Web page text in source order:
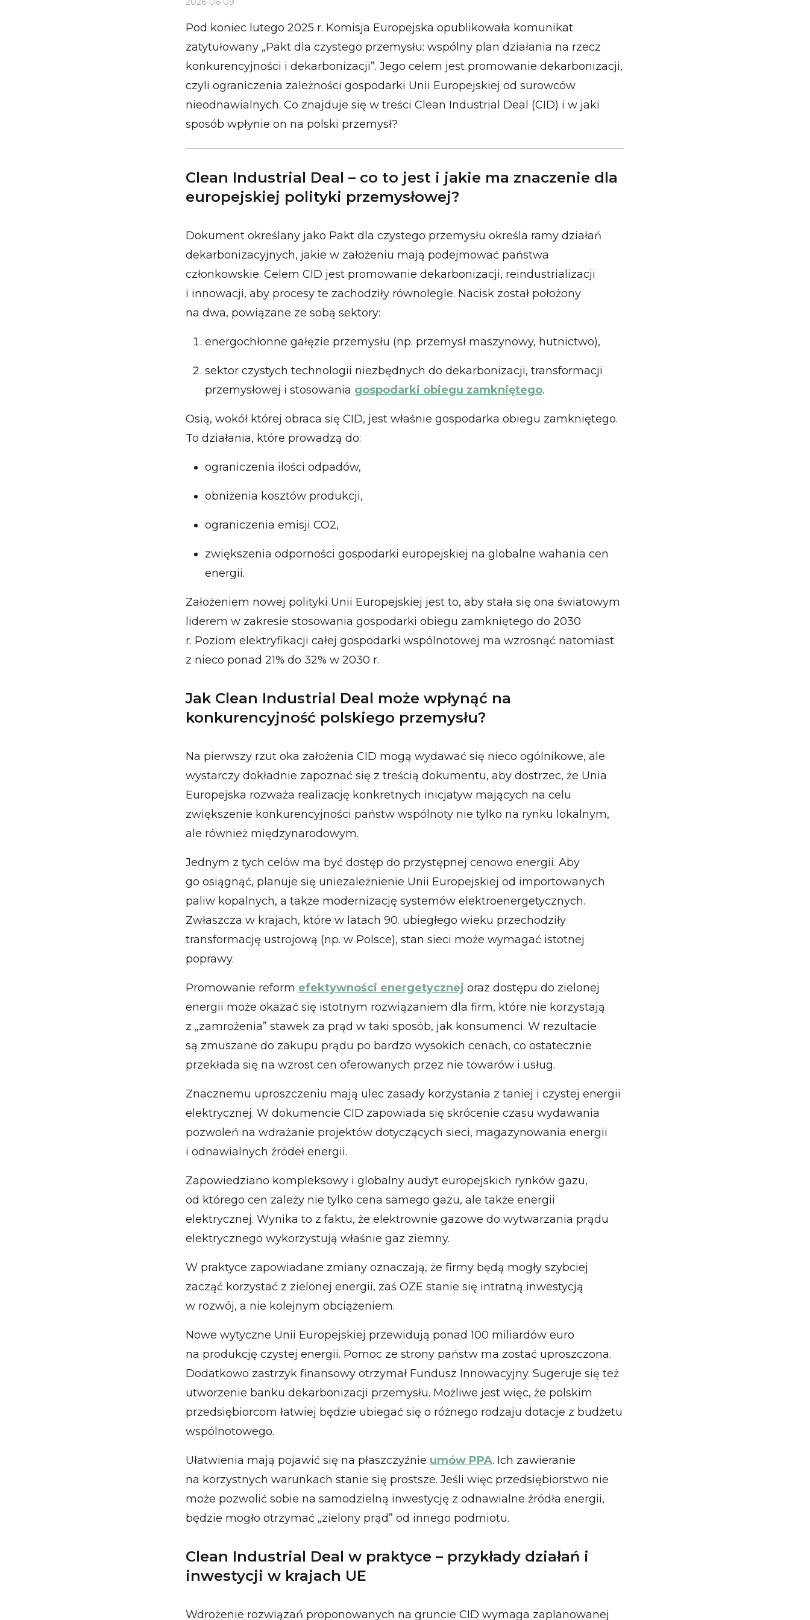
Pod koniec lutego 2025 r. Komisja Europejska opublikowała komunikat
zatytułowany „Pakt dla czystego przemysłu: wspólny plan działania na rzecz
konkurencyjności i dekarbonizacji”. Jego celem jest promowanie dekarbonizacji,
czyli ograniczenia zależności gospodarki Unii Europejskiej od surowców
nieodnawialnych. Co znajduje się w treści Clean Industrial Deal (CID) i w jaki
sposób wpłynie on na polski przemysł?
Clean Industrial Deal – co to jest i jakie ma znaczenie dla
europejskiej polityki przemysłowej?
Dokument określany jako Pakt dla czystego przemysłu określa ramy działań
dekarbonizacyjnych, jakie w założeniu mają podejmować państwa
członkowskie. Celem CID jest promowanie dekarbonizacji, reindustrializacji
i innowacji, aby procesy te zachodziły równolegle. Nacisk został położony
na dwa, powiązane ze sobą sektory:
energochłonne gałęzie przemysłu (np. przemysł maszynowy, hutnictwo),
sektor czystych technologii niezbędnych do dekarbonizacji, transformacji
przemysłowej i stosowania gospodarki obiegu zamkniętego.
Osią, wokół której obraca się CID, jest właśnie gospodarka obiegu zamkniętego.
To działania, które prowadzą do:
ograniczenia ilości odpadów,
obniżenia kosztów produkcji,
ograniczenia emisji CO2,
zwiększenia odporności gospodarki europejskiej na globalne wahania cen
energii.
Założeniem nowej polityki Unii Europejskiej jest to, aby stała się ona światowym
liderem w zakresie stosowania gospodarki obiegu zamkniętego do 2030
r. Poziom elektryfikacji całej gospodarki wspólnotowej ma wzrosnąć natomiast
z nieco ponad 21% do 32% w 2030 r.
Jak Clean Industrial Deal może wpłynąć na
konkurencyjność polskiego przemysłu?
Na pierwszy rzut oka założenia CID mogą wydawać się nieco ogólnikowe, ale
wystarczy dokładnie zapoznać się z treścią dokumentu, aby dostrzec, że Unia
Europejska rozważa realizację konkretnych inicjatyw mających na celu
zwiększenie konkurencyjności państw wspólnoty nie tylko na rynku lokalnym,
ale również międzynarodowym.
Jednym z tych celów ma być dostęp do przystępnej cenowo energii. Aby
go osiągnąć, planuje się uniezależnienie Unii Europejskiej od importowanych
paliw kopalnych, a także modernizację systemów elektroenergetycznych.
Zwłaszcza w krajach, które w latach 90. ubiegłego wieku przechodziły
transformację ustrojową (np. w Polsce), stan sieci może wymagać istotnej
poprawy.
Promowanie reform efektywności energetycznej oraz dostępu do zielonej
energii może okazać się istotnym rozwiązaniem dla firm, które nie korzystają
z „zamrożenia” stawek za prąd w taki sposób, jak konsumenci. W rezultacie
są zmuszane do zakupu prądu po bardzo wysokich cenach, co ostatecznie
przekłada się na wzrost cen oferowanych przez nie towarów i usług.
Znacznemu uproszczeniu mają ulec zasady korzystania z taniej i czystej energii
elektrycznej. W dokumencie CID zapowiada się skrócenie czasu wydawania
pozwoleń na wdrażanie projektów dotyczących sieci, magazynowania energii
i odnawialnych źródeł energii.
Zapowiedziano kompleksowy i globalny audyt europejskich rynków gazu,
od którego cen zależy nie tylko cena samego gazu, ale także energii
elektrycznej. Wynika to z faktu, że elektrownie gazowe do wytwarzania prądu
elektrycznego wykorzystują właśnie gaz ziemny.
W praktyce zapowiadane zmiany oznaczają, że firmy będą mogły szybciej
zacząć korzystać z zielonej energii, zaś OZE stanie się intratną inwestycją
w rozwój, a nie kolejnym obciążeniem.
Nowe wytyczne Unii Europejskiej przewidują ponad 100 miliardów euro
na produkcję czystej energii. Pomoc ze strony państw ma zostać uproszczona.
Dodatkowo zastrzyk finansowy otrzymał Fundusz Innowacyjny. Sugeruje się też
utworzenie banku dekarbonizacji przemysłu. Możliwe jest więc, że polskim
przedsiębiorcom łatwiej będzie ubiegać się o różnego rodzaju dotacje z budżetu
wspólnotowego.
Ułatwienia mają pojawić się na płaszczyźnie umów PPA. Ich zawieranie
na korzystnych warunkach stanie się prostsze. Jeśli więc przedsiębiorstwo nie
może pozwolić sobie na samodzielną inwestycję z odnawialne źródła energii,
będzie mogło otrzymać „zielony prąd” od innego podmiotu.
Clean Industrial Deal w praktyce – przykłady działań i
inwestycji w krajach UE
Wdrożenie rozwiązań proponowanych na gruncie CID wymaga zaplanowanej